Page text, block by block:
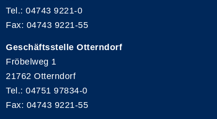
Tel.: 04743 9221-0
Fax: 04743 9221-55
Geschäftsstelle Otterndorf
Fröbelweg 1
21762 Otterndorf
Tel.: 04751 97834-0
Fax: 04743 9221-55